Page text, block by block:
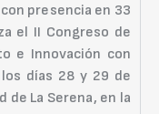
presencia en 33
el II Congreso de
e Innovación con
días 28 y 29 de
de La Serena, en la